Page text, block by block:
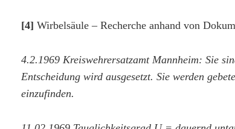
[4] Wirbelsäule – Recherche anhand von
4.2.1969 Kreiswehrersatzamt Mannheim: Sie
Entscheidung wird ausgesetzt. Sie werden
einzufinden.